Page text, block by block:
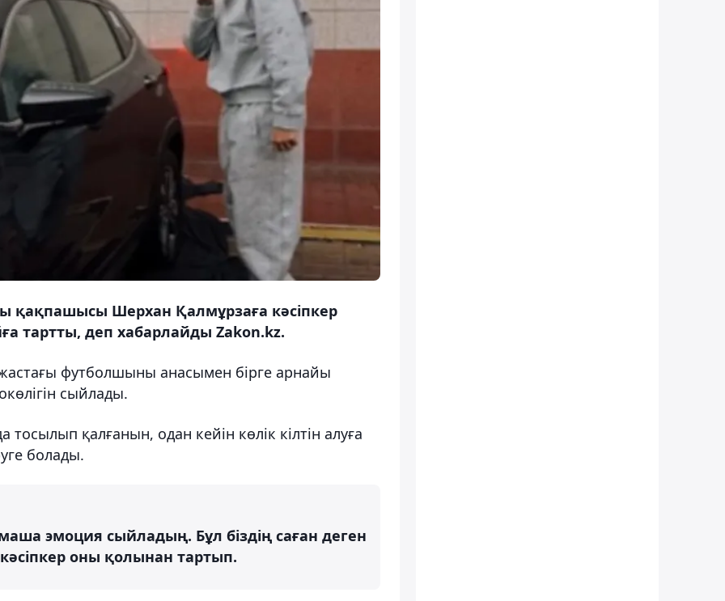
қақпашысы Шерхан Қалмұрзаға кәсіпкер
тартты, деп хабарлайды Zakon.kz.
футболшыны анасымен бірге арнайы
сыйлады.
қалғанын, одан кейін көлік кілтін алуға
болады.
эмоция сыйладың. Бұл біздің саған деген
оны қолынан тартып.